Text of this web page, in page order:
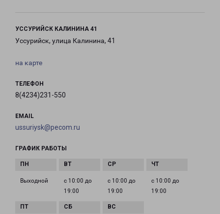
УССУРИЙСК КАЛИНИНА 41
Уссурийск, улица Калинина, 41
на карте
ТЕЛЕФОН
8(4234)231-550
EMAIL
ussuriysk@pecom.ru
ГРАФИК РАБОТЫ
Выходной
с 10:00 до
19:00
с 10:00 до
19:00
с 10:00 до
19:00